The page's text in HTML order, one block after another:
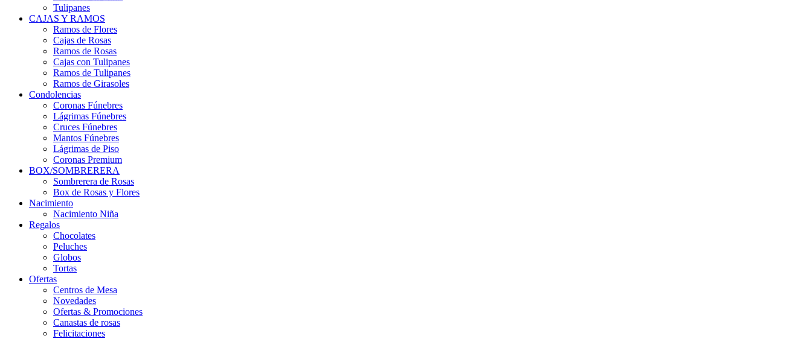
Tulipanes
CAJAS Y RAMOS
Ramos de Flores
Cajas de Rosas
Ramos de Rosas
Cajas con Tulipanes
Ramos de Tulipanes
Ramos de Girasoles
Condolencias
Coronas Fúnebres
Lágrimas Fúnebres
Cruces Fúnebres
Mantos Fúnebres
Lágrimas de Piso
Coronas Premium
BOX/SOMBRERERA
Sombrerera de Rosas
Box de Rosas y Flores
Nacimiento
Nacimiento Niña
Regalos
Chocolates
Peluches
Globos
Tortas
Ofertas
Centros de Mesa
Novedades
Ofertas & Promociones
Canastas de rosas
Felicitaciones